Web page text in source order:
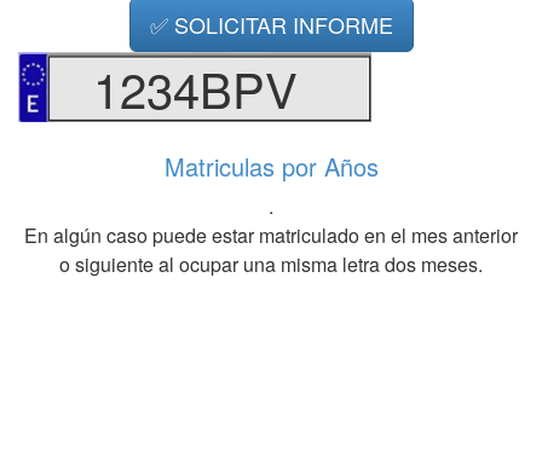
✅ SOLICITAR INFORME
1234BPV
Matriculas por Años
.
En algún caso puede estar matriculado en el mes anterior
o siguiente al ocupar una misma letra dos meses.